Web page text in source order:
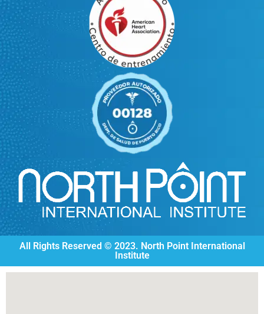
All Rights Reserved © 2023. North Point International
Institute